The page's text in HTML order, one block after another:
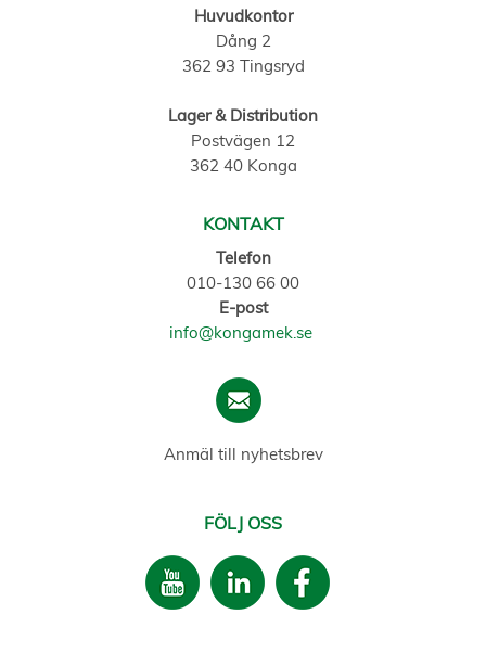
Huvudkontor
Dång 2
362 93 Tingsryd
Lager & Distribution
Postvägen 12
362 40 Konga
KONTAKT
Telefon
010-130 66 00
E-post
info@kongamek.se
Anmäl till nyhetsbrev
FÖLJ OSS